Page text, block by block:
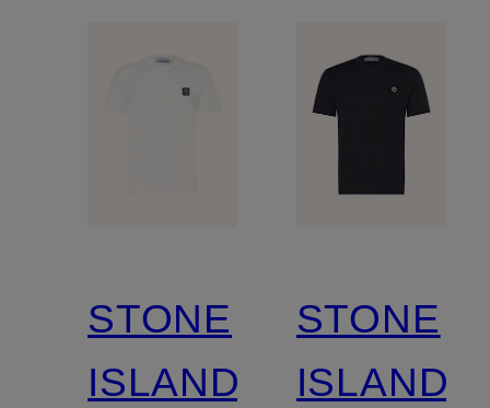
STONE
ISLAND
STONE
ISLAND